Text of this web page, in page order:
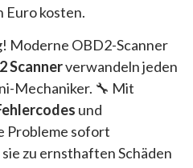
Euro kosten.
Moderne OBD2-Scanner
Scannerverwandeln jeden
Mechaniker. 🔧 Mit
und
Probleme sofort
zu ernsthaften Schäden